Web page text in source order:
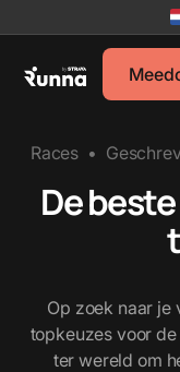
Races •
De
Op zoek naar je
topkeuzes voor
ter wereld om